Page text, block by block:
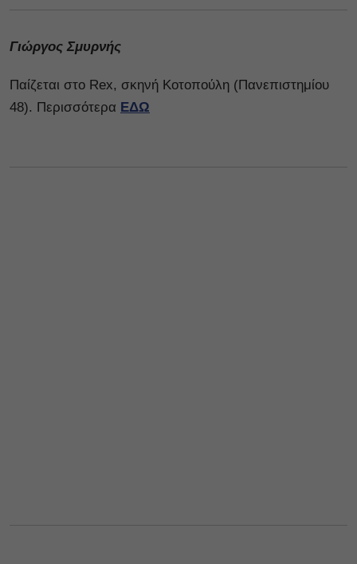
Γιώργος Σμυρνής
Παίζεται στο Rex, σκηνή Κοτοπούλη (Πανεπιστημίου
48). Περισσότερα ΕΔΩ